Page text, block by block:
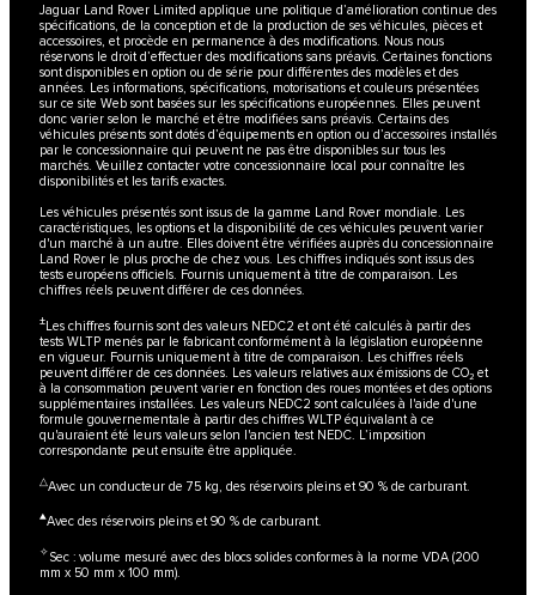
Jaguar Land Rover Limited applique une politique d’amélioration continue des
spécifications, de la conception et de la production de ses véhicules, pièces et
accessoires, et procède en permanence à des modifications. Nous nous
réservons le droit d’effectuer des modifications sans préavis. Certaines fonctions
sont disponibles en option ou de série pour différentes des modèles et des
années. Les informations, spécifications, motorisations et couleurs présentées
sur ce site Web sont basées sur les spécifications européennes. Elles peuvent
donc varier selon le marché et être modifiées sans préavis. Certains des
véhicules présents sont dotés d’équipements en option ou d’accessoires installés
par le concessionnaire qui peuvent ne pas être disponibles sur tous les
marchés. Veuillez contacter votre concessionnaire local pour connaître les
disponibilités et les tarifs exactes.
Les véhicules présentés sont issus de la gamme Land Rover mondiale. Les
caractéristiques, les options et la disponibilité de ces véhicules peuvent varier
d'un marché à un autre. Elles doivent être vérifiées auprès du concessionnaire
Land Rover le plus proche de chez vous. Les chiffres indiqués sont issus des
tests européens officiels. Fournis uniquement à titre de comparaison. Les
chiffres réels peuvent différer de ces données.
±Les chiffres fournis sont des valeurs NEDC2 et ont été calculés à partir des
tests WLTP menés par le fabricant conformément à la législation européenne
en vigueur. Fournis uniquement à titre de comparaison. Les chiffres réels
peuvent différer de ces données. Les valeurs relatives aux émissions de CO₂ et
à la consommation peuvent varier en fonction des roues montées et des options
supplémentaires installées. Les valeurs NEDC2 sont calculées à l'aide d'une
formule gouvernementale à partir des chiffres WLTP équivalant à ce
qu'auraient été leurs valeurs selon l'ancien test NEDC. L’imposition
correspondante peut ensuite être appliquée.
△Avec un conducteur de 75 kg, des réservoirs pleins et 90 % de carburant.
▲Avec des réservoirs pleins et 90 % de carburant.
✧Sec : volume mesuré avec des blocs solides conformes à la norme VDA (200
mm x 50 mm x 100 mm).